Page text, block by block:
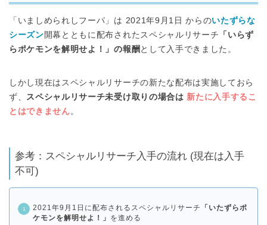
「いましめられしフーパ」は 2021年9月1日 からのいたずらな
シーズン 開幕とともに配布されたスペシャルリサーチ 「いらず
らポケモンを解明せよ！」の報酬 として入手できました。
しかし現在はスペシャルリサーチの新たな配布は実施しておら
ず、 スペシャルリサーチ未受け取りの場合は 新たに入手するこ
とはできません。
参考：スペシャルリサーチ入手の流れ (現在は入手
不可)
2021年9月1日に配布されるスペシャルリサーチ
「いたずらポ
ケモンを解明せよ！」 を進める